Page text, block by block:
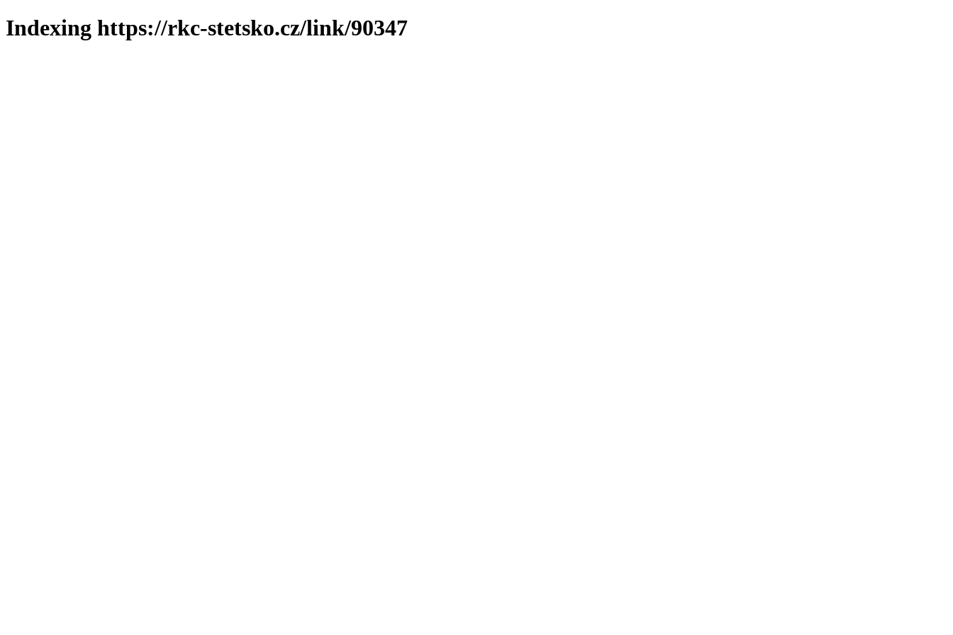
Indexing https://rkc-stetsko.cz/link/90347